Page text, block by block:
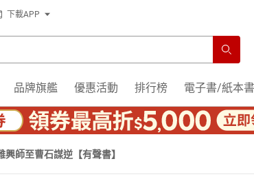
下載APP
品牌旗艦 優惠活動 排行榜 電子書/紙本書
師至曹石謀逆【有聲書】